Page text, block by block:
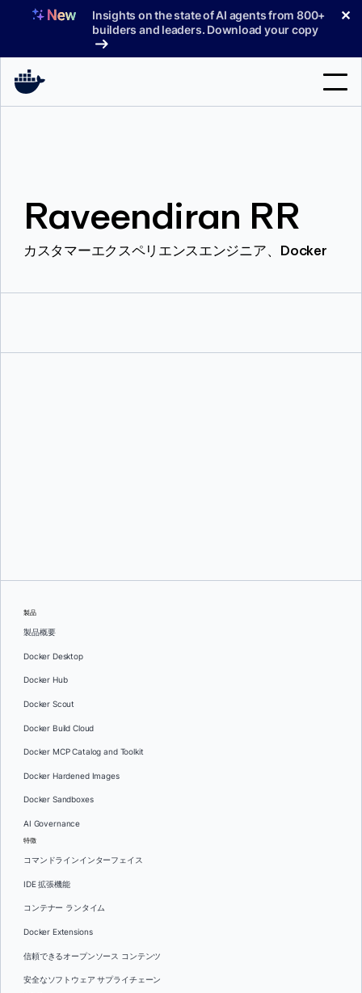
へ
Insights on the state of AI agents from 800+
builders and leaders. Download your copy
✕
料金プラン
Raveendiran RR
カスタマーエクスペリエンスエンジニア、Docker
製品
製品概要
Docker Desktop
Docker Hub
Docker Scout
Docker Build Cloud
Docker MCP Catalog and Toolkit
Docker Hardened Images
Docker Sandboxes
AI Governance
特徴
コマンドラインインターフェイス
IDE 拡張機能
コンテナー ランタイム
Docker Extensions
信頼できるオープンソース コンテンツ
安全なソフトウェア サプライチェーン